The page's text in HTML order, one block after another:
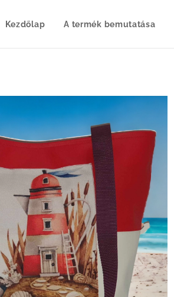
Kezdőlap A termék bemutatása